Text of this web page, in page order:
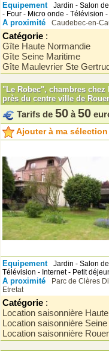
Equipement
Jardin - Salon
- Four - Micro onde - Télévision
A proximité Caudebec-en-
Catégorie :
Gîte Haute Normandie
Gîte Seine Maritime
Gîte Maulevrier Ste
"Le Robec", chambres
près du centre ville de
Tarifs de 50 à 50
Ajouter à ma
Equipement
Jardin - Salon
Télévision - Internet - Petit
A proximité Parc de Clères
Etretat
Catégorie :
Location saisonnière
Location saisonnière
Location saisonnière